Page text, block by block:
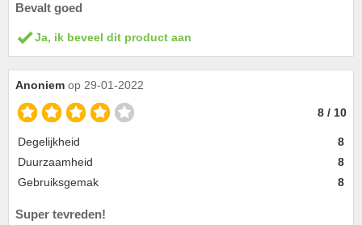
Bevalt goed
Ja, ik beveel dit product aan
Anoniem op 29-01-2022
8 / 10
Degelijkheid
8
Duurzaamheid
8
Gebruiksgemak
8
Super tevreden!